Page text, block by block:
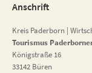
Anschrift
Kreis Paderborn |
Tourismus
Königstraße 16
33142 Büren